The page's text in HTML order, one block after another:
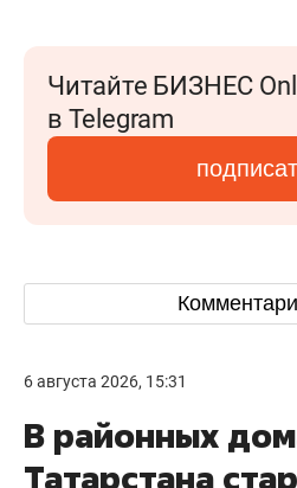
Читайте БИЗНЕС
в Telegram
6 августа 2026, 15:31
В районных
Татарстана